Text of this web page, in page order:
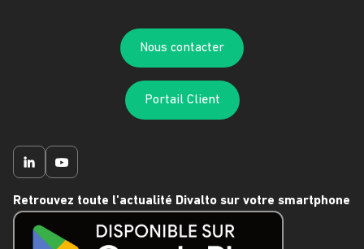
Nous contacter
Portail Client
Retrouvez toute l'actualité Divalto sur votre smartphone